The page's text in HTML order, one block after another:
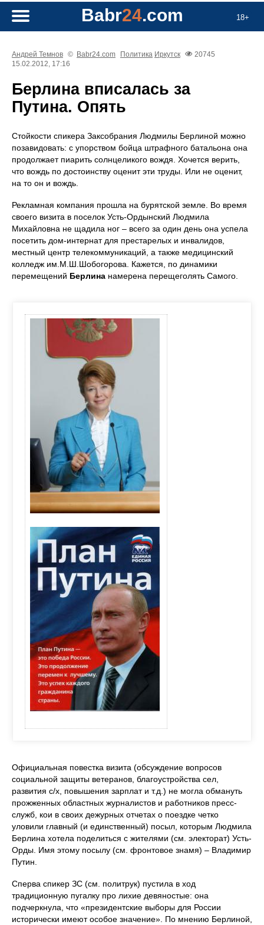
18+
Babr24.com
Андрeй Темнов © Babr24.com Политика Иркутск
20745
15.02.2012, 17:16
Берлина вписалась за
Путина. Опять
Стойкости спикера Заксобрания Людмилы Берлиной можно
позавидовать: с упорством бойца штрафного батальона она
продолжает пиарить солнцеликого вождя. Хочется верить,
что вождь по достоинству оценит эти труды. Или не оценит,
на то он и вождь.
Рекламная компания прошла на бурятской земле. Во время
своего визита в поселок Усть-Ордынский Людмила
Михайловна не щадила ног – всего за один день она успела
посетить дом-интернат для престарелых и инвалидов,
местный центр телекоммуникаций, а также медицинский
колледж им.М.Ш.Шобогорова. Кажется, по динамики
перемещений Берлина намерена перещеголять Самого.
Официальная повестка визита (обсуждение вопросов
социальной защиты ветеранов, благоустройства сел,
развития с/х, повышения зарплат и т.д.) не могла обмануть
прожженных областных журналистов и работников пресс-
служб, кои в своих дежурных отчетах о поездке четко
уловили главный (и единственный) посыл, которым Людмила
Берлина хотела поделиться с жителями (см. электорат) Усть-
Орды. Имя этому посылу (см. фронтовое знамя) – Владимир
Путин.
Сперва спикер ЗС (см. политрук) пустила в ход
традиционную пугалку про лихие девяностые: она
подчеркнула, что «президентские выборы для России
исторически имеют особое значение». По мнению Берлиной,